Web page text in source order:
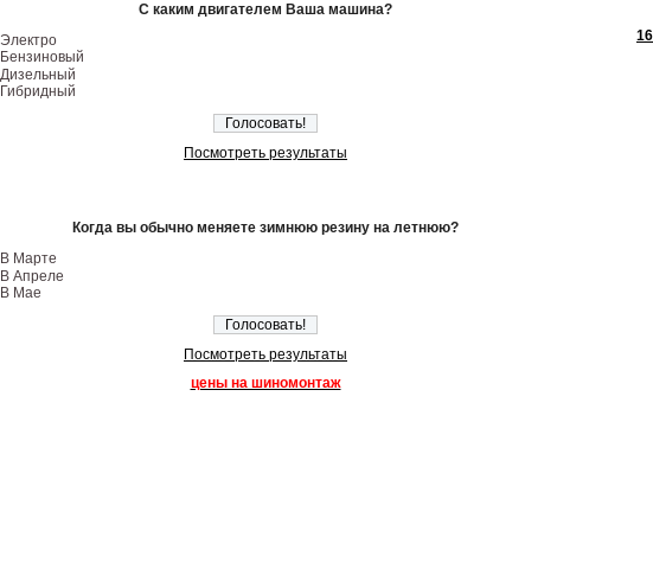
С каким двигателем Ваша машина?
Электро
Бензиновый
Дизельный
Гибридный
Посмотреть результаты
Когда вы обычно меняете зимнюю резину на летнюю?
В Марте
В Апреле
В Мае
Посмотреть результаты
цены на шиномонтаж